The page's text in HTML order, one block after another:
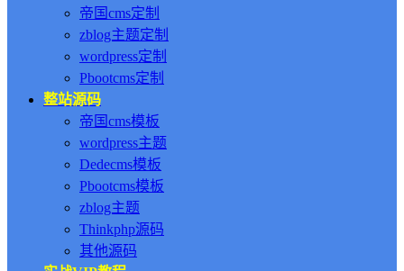
帝国cms定制
zblog主题定制
wordpress定制
Pbootcms定制
整站源码
帝国cms模板
wordpress主题
Dedecms模板
Pbootcms模板
zblog主题
Thinkphp源码
其他源码